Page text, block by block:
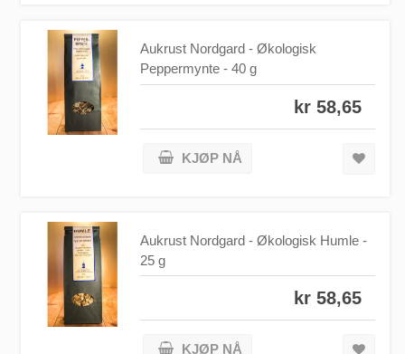
Aukrust Nordgard - Økologisk
Peppermynte - 40 g
kr 58,65
KJØP NÅ
Aukrust Nordgard - Økologisk Humle -
25 g
kr 58,65
KJØP NÅ